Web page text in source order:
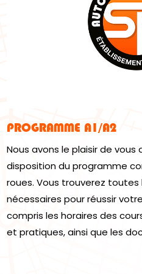
PROGRAMME A1/A2
Nous avons le plaisir de vous
disposition du programme
roues. Vous trouverez
nécessaires pour réussir
compris les horaires des
et pratiques, ainsi que les